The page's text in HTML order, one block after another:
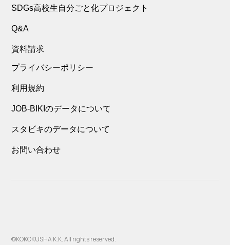
SDGs高校生自分ごと化プロジェクト
Q&A
資料請求
プライバシーポリシー
利用規約
JOB-BIKIのデータについて
スタビキのデータについて
お問い合わせ
©KOKOKUSHA K.K. All rights reserved.